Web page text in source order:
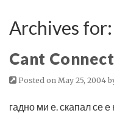
Archives
Cant
Posted on May 25, 2004
гадно ми е. скапал се е